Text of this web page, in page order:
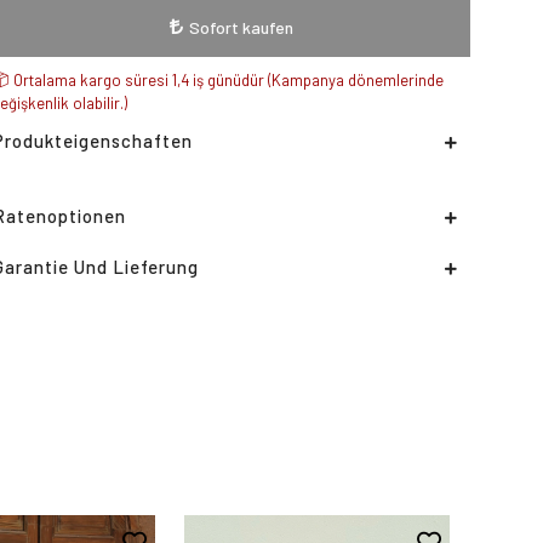
Sofort kaufen
Ortalama kargo süresi 1,4 iş günüdür (Kampanya dönemlerinde
olabilir.)
Und Lieferung